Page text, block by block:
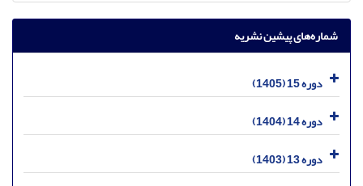
شماره‌های پیشین نشریه
دوره 15 (1405)
دوره 14 (1404)
دوره 13 (1403)